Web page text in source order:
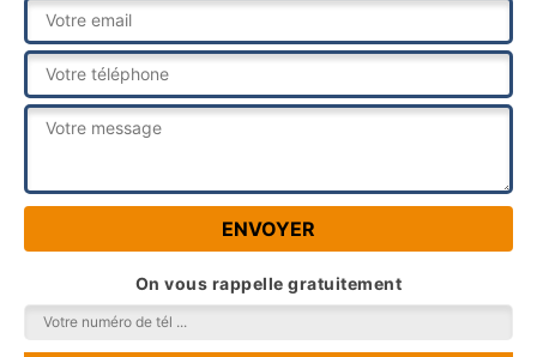
On vous rappelle gratuitement